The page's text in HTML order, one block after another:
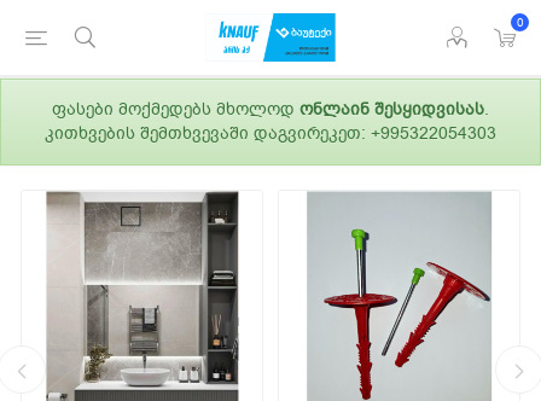
0
ფასები მოქმედებს მხოლოდ ონლაინ შესყიდვისას.
კითხვების შემთხვევაში დაგვირეკეთ: +995322054303